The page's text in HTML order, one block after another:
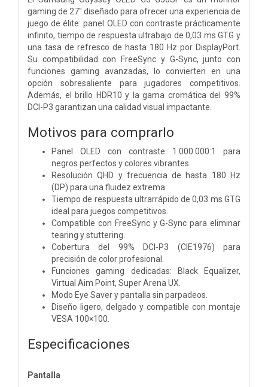
gaming de 27" diseñado para ofrecer una experiencia de
juego de élite: panel OLED con contraste prácticamente
infinito, tiempo de respuesta ultrabajo de 0,03 ms GTG y
una tasa de refresco de hasta 180 Hz por DisplayPort.
Su compatibilidad con FreeSync y G-Sync, junto con
funciones gaming avanzadas, lo convierten en una
opción sobresaliente para jugadores competitivos.
Además, el brillo HDR10 y la gama cromática del 99%
DCI-P3 garantizan una calidad visual impactante.
Motivos para comprarlo
Panel OLED con contraste 1.000.000:1 para
negros perfectos y colores vibrantes.
Resolución QHD y frecuencia de hasta 180 Hz
(DP) para una fluidez extrema.
Tiempo de respuesta ultrarrápido de 0,03 ms GTG
ideal para juegos competitivos.
Compatible con FreeSync y G-Sync para eliminar
tearing y stuttering.
Cobertura del 99% DCI-P3 (CIE1976) para
precisión de color profesional.
Funciones gaming dedicadas: Black Equalizer,
Virtual Aim Point, Super Arena UX.
Modo Eye Saver y pantalla sin parpadeos.
Diseño ligero, delgado y compatible con montaje
VESA 100×100.
Especificaciones
Pantalla